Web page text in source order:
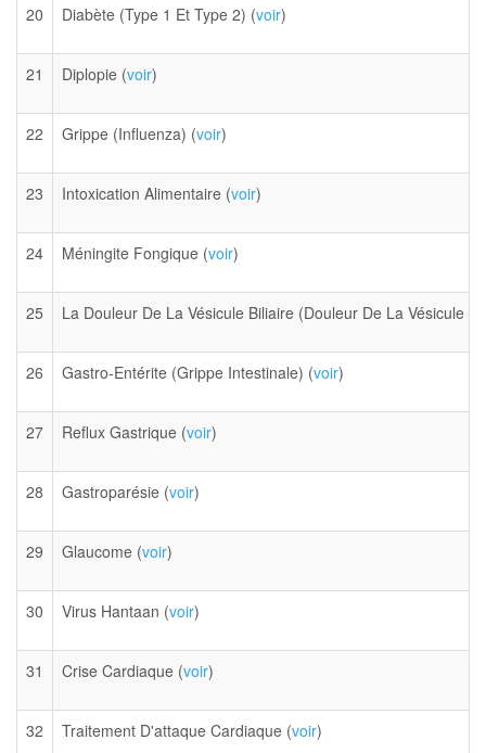
20 Diabète (Type 1 Et Type 2) (voir)
21 Diplopie (voir)
22 Grippe (Influenza) (voir)
23 Intoxication Alimentaire (voir)
24 Méningite Fongique (voir)
25 La Douleur De La Vésicule Biliaire (Douleur De La Vésicule
26 Gastro-Entérite (Grippe Intestinale) (voir)
27 Reflux Gastrique (voir)
28 Gastroparésie (voir)
29 Glaucome (voir)
30 Virus Hantaan (voir)
31 Crise Cardiaque (voir)
32 Traitement D'attaque Cardiaque (voir)